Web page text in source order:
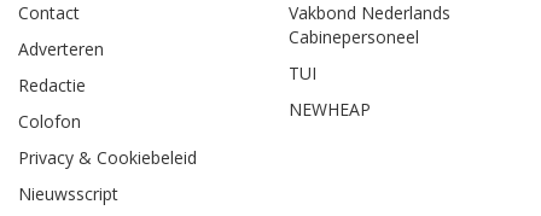
Contact
Adverteren
Redactie
Colofon
Privacy & Cookiebeleid
Nieuwsscript
Vakbond Nederlands
Cabinepersoneel
TUI
NEWHEAP